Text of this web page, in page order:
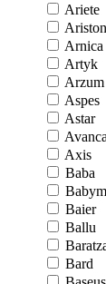
Ariete
Ariston
Arnica
Artyk
Arzum
Aspes
Astar
Axis
Baba
Baier
Ballu
Bard